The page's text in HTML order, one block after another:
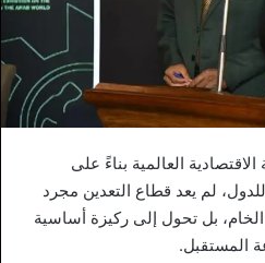
العالمية بناءً على
للدول، لم يعد قطاع التعدين مجرد
بل تحول إلى ركيزة أساسية
المستقبل.